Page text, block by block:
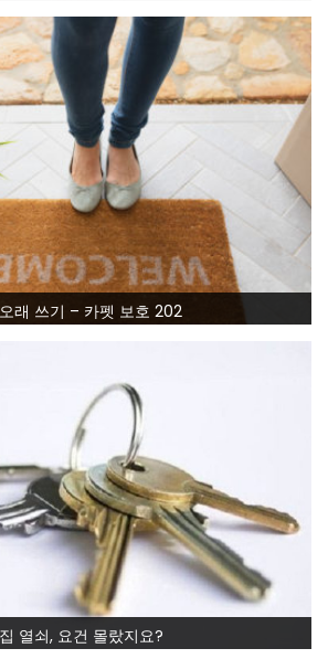
래 쓰기 – 카펫 보호 202
집 열쇠, 요건 몰랐지요?